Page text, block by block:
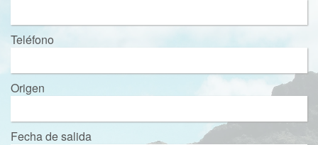
Teléfono
Origen
Fecha de salida